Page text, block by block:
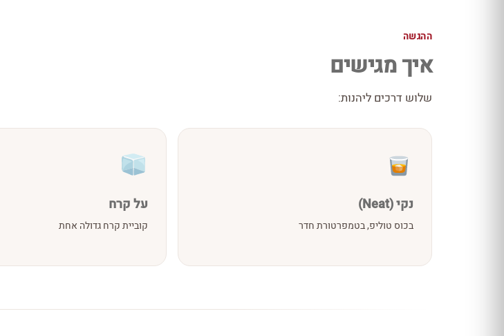
ההגשה
איך מגישים
שלוש דרכים ליהנות:
נקי (Neat)
בכוס טוליפ, בטמפרטורת חדר
על קרח
קוביית קרח גדולה אחת